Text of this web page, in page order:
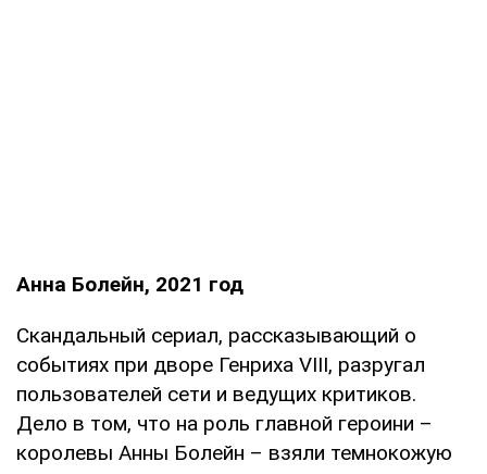
Анна Болейн, 2021 год
Скандальный сериал, рассказывающий о
событиях при дворе Генриха VIII, разругал
пользователей сети и ведущих критиков.
Дело в том, что на роль главной героини –
королевы Анны Болейн – взяли темнокожую